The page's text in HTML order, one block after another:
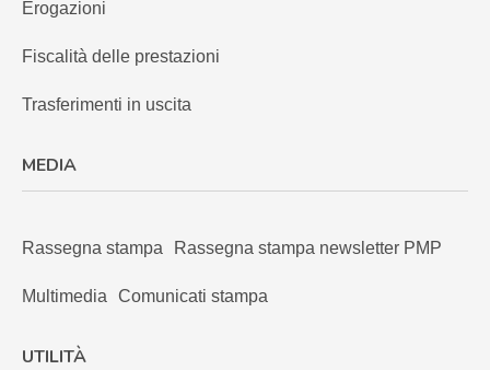
Erogazioni
Fiscalità delle prestazioni
Trasferimenti in uscita
MEDIA
Rassegna stampa Rassegna stampa newsletter PMP
Multimedia Comunicati stampa
UTILITÀ